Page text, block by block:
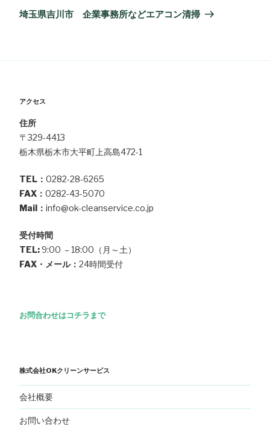
ー
投
埼玉県吉川市 企業事務所などエアコン清掃
アクセス
住所
〒329-4413
栃木県栃木市大平町上高島472-1
TEL： 0282-28-6265
FAX： 0282-43-5070
Mail： info@ok-cleanservice.co.jp
受付時間
TEL:9:00 – 18:00（月～土）
FAX・メール： 24時間受付
お問合わせはコチラまで
株式会社OKクリーンサービス
会社概要
お問い合わせ